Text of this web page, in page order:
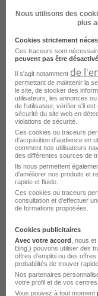
Emploi
Emploi
Emploi
Emploi
Emploi
Emploi
Emploi
Emploi
Emploi Mécanicien
Emploi Mécanicien
Emploi
Voir toutes les
Nous utilisons des
plus
Cookies strictement
Ces traceurs sont
peuvent pas être
Il s'agit notamment de
permettant de maintenir la
le site, de stocker des
utilisateurs, les annonces
de l'utilisateur, vérifier s'il
sécurité du site web en
violations de sécurité.
Ces cookies ou traceurs
d'acquisition d'audience en
comment nos utilisateurs
des différentes sources de
Ils nous permettent
d'améliorer nos produits et
rapide et fluide.
Ces cookies ou traceurs
consultation et d'effectuer
de formations proposées.
Cookies publicitaires
Avec votre accord , nous
Bing,) pouvons utiliser des
offres d’emploi ou des
probabilités de trouver
Nos partenaires
votre profil et de vos centres
Vous pouvez à tout moment